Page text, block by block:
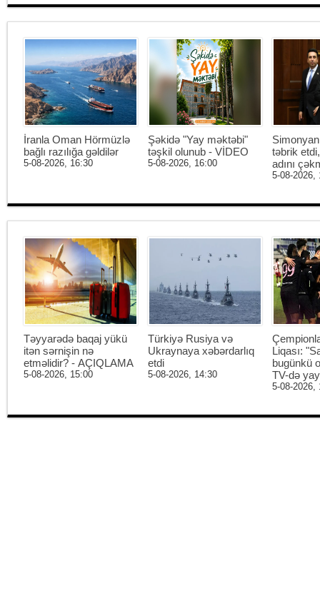
İranla Oman Hörmüzlə
bağlı razılığa gəldilər
5-08-2026, 16:30
Şəkidə "Yay məktəbi"
təşkil olunub - VİDEO
5-08-2026, 16:00
təbrik
adını
5-08-2026,
Təyyarədə baqaj yükü
itən sərnişin nə
etməlidir? - AÇIQLAMA
5-08-2026, 15:00
Türkiyə Rusiya və
Ukraynaya xəbərdarlıq
etdi
5-08-2026, 14:30
Liqası:
bugünkü
TV-də
5-08-2026,